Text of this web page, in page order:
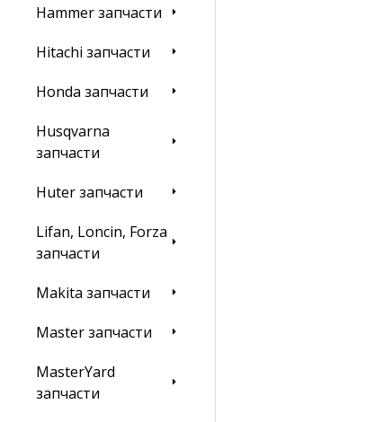
Hammer запчасти
Hitachi запчасти
Honda запчасти
Husqvarna
запчасти
Huter запчасти
Lifan, Loncin, Forza
запчасти
Makita запчасти
Master запчасти
MasterYard
запчасти